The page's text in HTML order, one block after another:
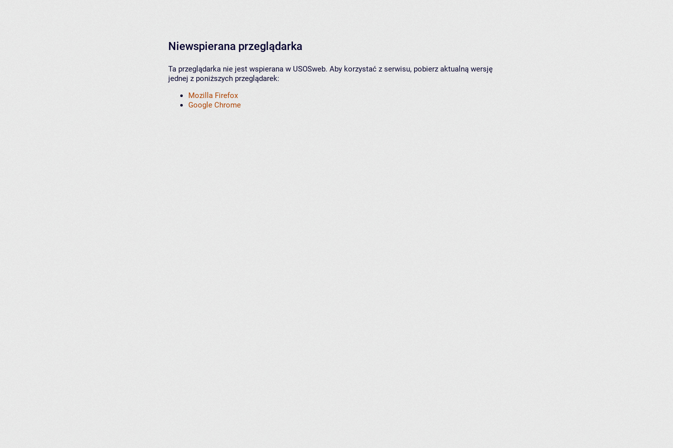
Niewspierana przeglądarka
Ta przeglądarka nie jest wspierana w USOSweb. Aby korzystać z serwisu, pobierz aktualną wersję
jednej z poniższych przeglądarek:
Mozilla Firefox
Google Chrome